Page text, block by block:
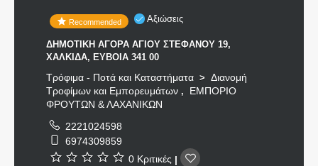
Recommended Αξιώσεις
ΔΗΜΟΤΙΚΗ ΑΓΟΡΑ ΑΓΙΟΥ ΣΤΕΦΑΝΟΥ 19,
ΧΑΛΚΙΔΑ, ΕΥΒΟΙΑ 341 00
Τρόφιμα - Ποτά και Καταστήματα > Διανομή
Τροφίμων και Εμπορευμάτων , ΕΜΠΟΡΙΟ
ΦΡΟΥΤΩΝ & ΛΑΧΑΝΙΚΩΝ
2221024598
6974309859
0 Κριτικές |